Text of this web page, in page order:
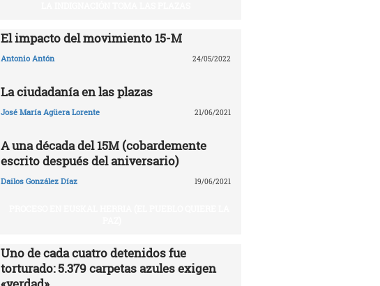
El impacto del movimiento 15-M
Antonio Antón 24/05/2022
La ciudadanía en las plazas
José María Agüera Lorente 21/06/2021
A una década del 15M (cobardemente
escrito después del aniversario)
Dailos González Díaz 19/06/2021
Uno de cada cuatro detenidos fue
torturado: 5.379 carpetas azules exigen